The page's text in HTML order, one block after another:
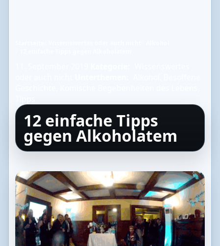
12 einfache Tipps
gegen Alkoholatem